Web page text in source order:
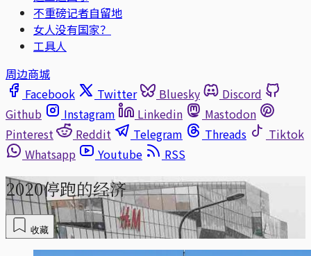
不重磅记者自留地
女人没有国家？
工具人
周边商城
Facebook
Twitter Bluesky
Discord
Github
Instagram Linkedin
Mastodon
Pinterest
Reddit Telegram Threads
Tiktok
Whatsapp
Youtube RSS
2020停跑的经济
收藏